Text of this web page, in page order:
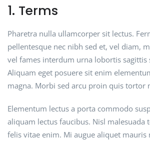
1. Terms
Pharetra nulla ullamcorper sit lectus.
pellentesque nec nibh sed et, vel diam,
vel fames interdum urna lobortis sagittis
Aliquam eget posuere sit enim
magna. Morbi sed arcu proin quis tortor
Elementum lectus a porta commodo
aliquam lectus faucibus. Nisl malesuada
felis vitae enim. Mi augue aliquet mauris